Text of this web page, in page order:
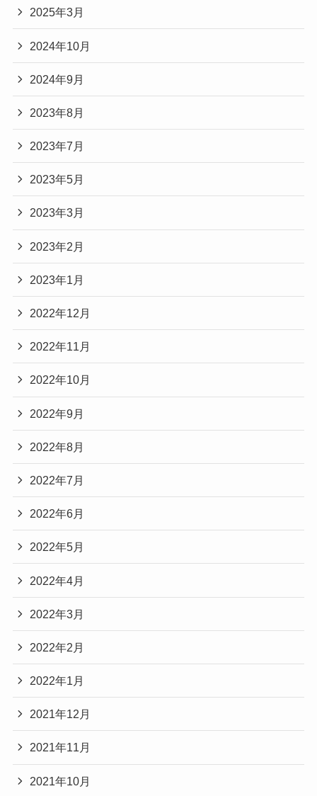
2025年3月
2024年10月
2024年9月
2023年8月
2023年7月
2023年5月
2023年3月
2023年2月
2023年1月
2022年12月
2022年11月
2022年10月
2022年9月
2022年8月
2022年7月
2022年6月
2022年5月
2022年4月
2022年3月
2022年2月
2022年1月
2021年12月
2021年11月
2021年10月